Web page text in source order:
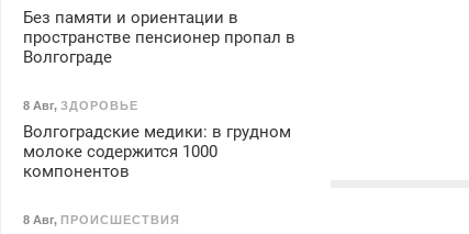
Без памяти и ориентации в
пространстве пенсионер пропал в
Волгограде
8 Авг, ЗДОРОВЬЕ
Волгоградские медики: в грудном
молоке содержится 1000
компонентов
8 Авг, ПРОИСШЕСТВИЯ